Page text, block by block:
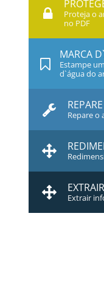
Proteja o
no PDF
MARCA
Estampe
d`água do
REPARE
Repare o
EXTRAIR
Extrair